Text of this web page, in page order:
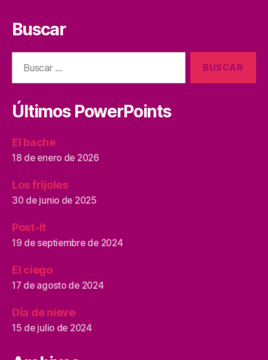
Buscar
Últimos PowerPoints
El bache
18 de enero de 2026
Los frijoles
30 de junio de 2025
Post-It
19 de septiembre de 2024
El ciego
17 de agosto de 2024
Día de nieve
15 de julio de 2024